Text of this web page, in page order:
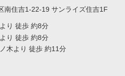
南住吉1-22-19 サンライズ住吉1F
り 徒歩 約8分
り 徒歩 約8分
木より 徒歩 約11分